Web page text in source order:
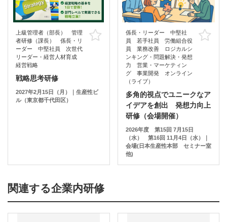
上級管理者（部長） 管理
者研修（課長） 係長・リ
ーダー 中堅社員 次世代
リーダー・経営人材育成
経営戦略
お気に入り
戦略思考研修
2027年2月15日（月）｜生産性ビ
ル（東京都千代田区）
係長・リーダー 中堅社
員 若手社員 労働組合役
員 業務改善 ロジカルシ
ンキング・問題解決・発想
力 営業・マーケティン
グ 事業開発 オンライン
（ライブ）
多角的視点でユニークなア
イデアを創出 発想力向上
研修（会場開催）
2026年度 第15回 7月15日
（水） 第16回 11月4日（水）｜
会場(日本生産性本部 セミナー室
他)
関連する企業内研修